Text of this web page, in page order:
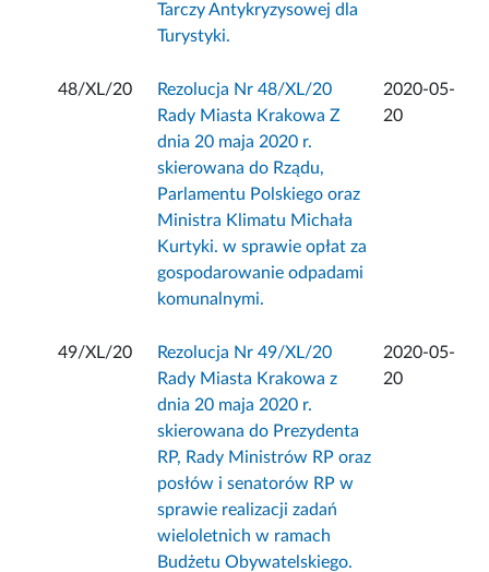
Tarczy Antykryzysowej dla
Turystyki.
48/XL/20
Rezolucja Nr 48/XL/20
Rady Miasta Krakowa Z
dnia 20 maja 2020 r.
skierowana do Rządu,
Parlamentu Polskiego oraz
Ministra Klimatu Michała
Kurtyki. w sprawie opłat za
gospodarowanie odpadami
komunalnymi.
2020-05-
20
49/XL/20
Rezolucja Nr 49/XL/20
Rady Miasta Krakowa z
dnia 20 maja 2020 r.
skierowana do Prezydenta
RP, Rady Ministrów RP oraz
posłów i senatorów RP w
sprawie realizacji zadań
wieloletnich w ramach
Budżetu Obywatelskiego.
2020-05-
20